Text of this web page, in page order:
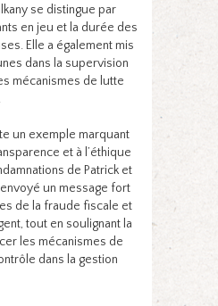
se distingue par
en jeu et la durée des
Elle a également mis
dans la supervision
mécanismes de lutte
un exemple marquant
et à l’éthique
de Patrick et
envoyé un message fort
de la fraude fiscale et
tout en soulignant la
les mécanismes de
dans la gestion